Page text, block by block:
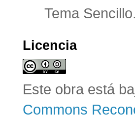
Tema
Licencia
Este obra está
Commons